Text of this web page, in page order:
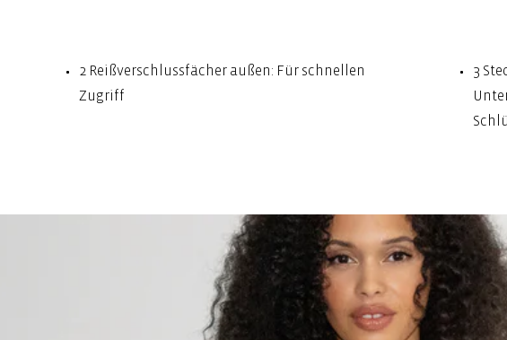
2 Reißverschlussfächer außen: Für schnellen
Zugriff
3